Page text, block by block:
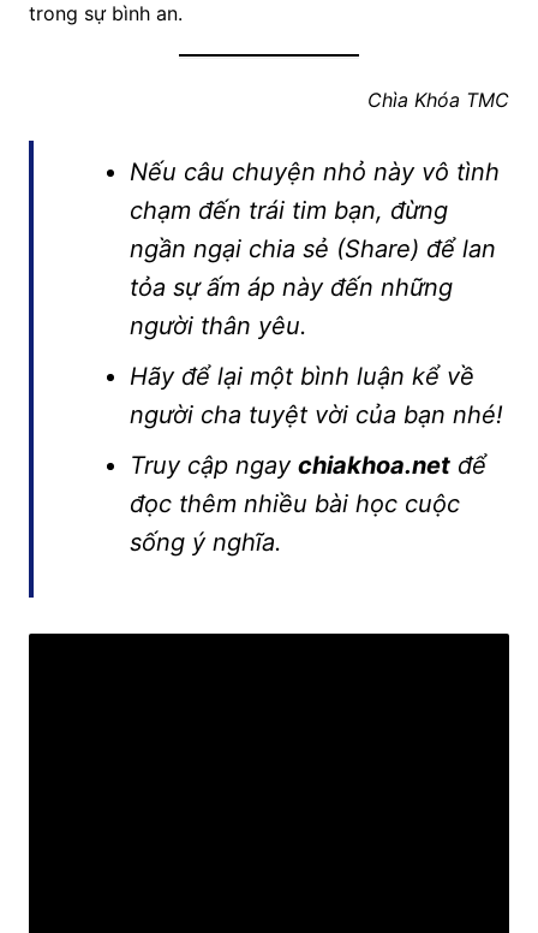
trong sự bình an.
Chìa Khóa TMC
Nếu câu chuyện nhỏ này vô tình
chạm đến trái tim bạn, đừng
ngần ngại chia sẻ (Share) để lan
tỏa sự ấm áp này đến những
người thân yêu.
Hãy để lại một bình luận kể về
người cha tuyệt vời của bạn nhé!
Truy cập ngay chiakhoa.netđể
đọc thêm nhiều bài học cuộc
sống ý nghĩa.